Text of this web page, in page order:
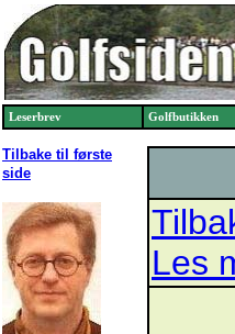
Leserbrev Golfbutikken
Tilbake til første
side
Les